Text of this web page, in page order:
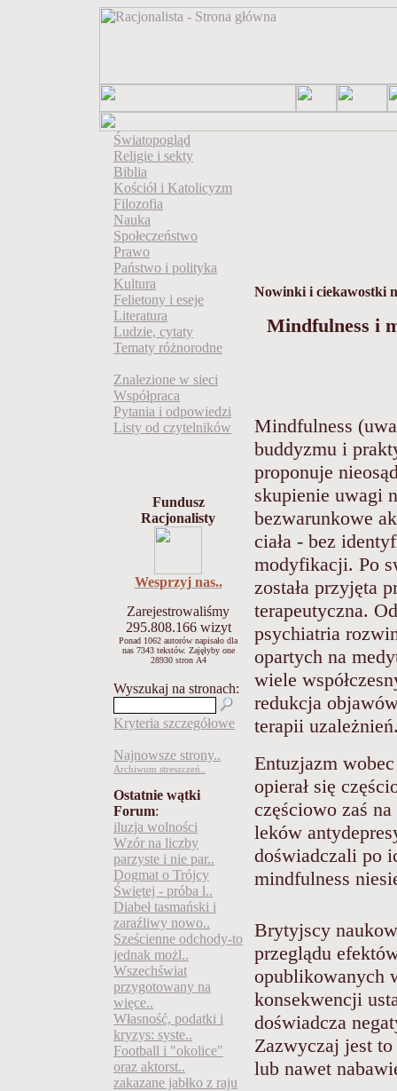
Światopogląd
Religie i sekty
Biblia
Kościół i Katolicyzm
Filozofia
Nauka
Społeczeństwo
Prawo
Państwo i polityka
Kultura
Felietony i eseje
Literatura
Ludzie, cytaty
Tematy różnorodne
Znalezione w sieci
Współpraca
Pytania i odpowiedzi
Listy od czytelników
Fundusz
Racjonalisty
Wesprzyj nas..
Zarejestrowaliśmy
295.808.166wizyt
Ponad 1062 autorów napisało dla
nas 7343 tekstów. Zajęłyby one
28930 stron A4
Wyszukaj na stronach:
Kryteria szczegółowe
Najnowsze strony..
Archiwum streszczeń..
Ostatnie wątki
Forum:
iluzja wolności
Wzór na liczby
parzyste i nie par..
Dogmat o Trójcy
Świętej - próba l..
Diabeł tasmański i
zaraźliwy nowo..
Sześcienne odchody-to
jednak możl..
Wszechświat
przygotowany na
więce..
Własność, podatki i
kryzys: syste..
Football i "okolice"
oraz aktorst..
zakazane jabłko z raju
Nowinki i ciekawostki
Mindfulness i
Mindfulness
buddyzmu i
proponuje
skupienie uwagi
bezwarunkowe
ciała - bez
modyfikacji. Po
została przyjęta
terapeutyczna.
psychiatria
opartych na
wiele
redukcja
terapii
Entuzjazm
opierał się
częściowo zaś
leków
doświadczali po
mindfulness
Brytyjscy
przeglądu
opublikowanych
konsekwencji
doświadcza
Zazwyczaj jest
lub nawet